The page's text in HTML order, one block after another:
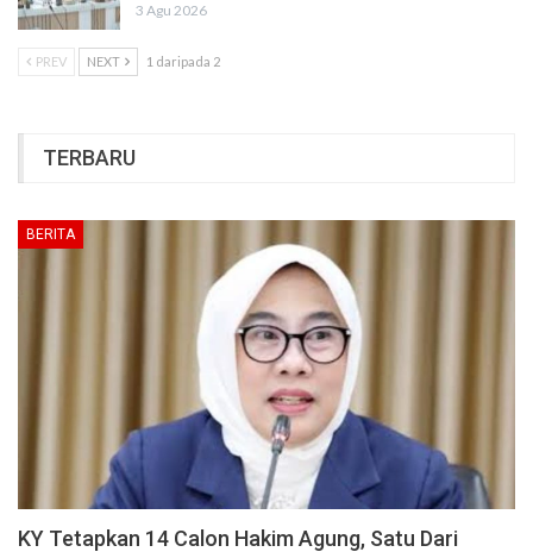
3 Agu 2026
PREV NEXT 1 daripada 2
TERBARU
BERITA
KY Tetapkan 14 Calon Hakim Agung, Satu Dari